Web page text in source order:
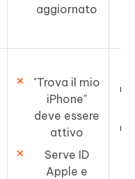
aggiornato
"Trova il mio
iPhone"
deve essere
attivo
Serve ID
Apple e